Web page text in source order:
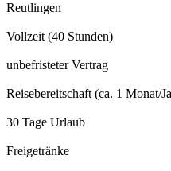
Reutlingen
Vollzeit (40 Stunden)
unbefristeter Vertrag
Reisebereitschaft (ca. 1 Monat/
30 Tage Urlaub
Freigetränke